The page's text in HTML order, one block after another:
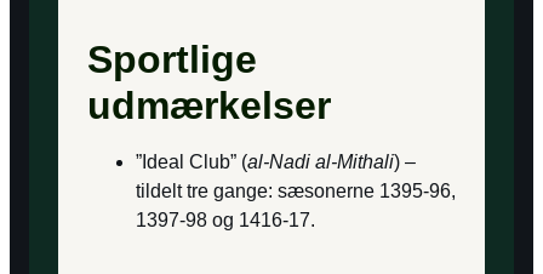
Sportlige
udmærkelser
”Ideal Club” (al-Nadi al-Mithali) –
tildelt tre gange: sæsonerne 1395-96,
1397-98 og 1416-17.